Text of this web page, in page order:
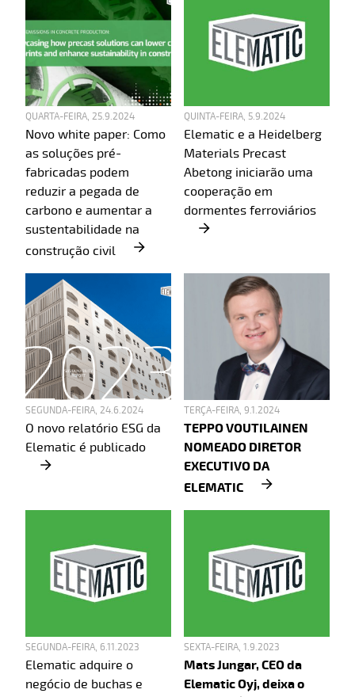
QUARTA-FEIRA, 25.9.2024
Novo white paper: Como
as soluções pré-
fabricadas podem
reduzir a pegada de
carbono e aumentar a
sustentabilidade na
construção civil
QUINTA-FEIRA, 5.9.2024
Elematic e a Heidelberg
Materials Precast
Abetong iniciarão uma
cooperação em
dormentes ferroviários
SEGUNDA-FEIRA, 24.6.2024
O novo relatório ESG da
Elematic é publicado
TERÇA-FEIRA, 9.1.2024
TEPPO VOUTILAINEN
NOMEADO DIRETOR
EXECUTIVO DA
ELEMATIC
SEGUNDA-FEIRA, 6.11.2023
Elematic adquire o
negócio de buchas e
SEXTA-FEIRA, 1.9.2023
Mats Jungar, CEO da
Elematic Oyj, deixa o